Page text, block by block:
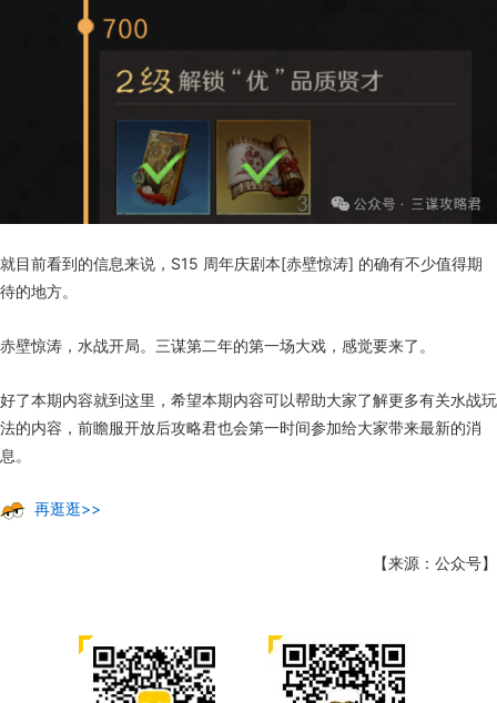
就目前看到的信息来说，S15 周年庆剧本[赤壁惊涛] 的确有不少值得期
待的地方。
赤壁惊涛，水战开局。三谋第二年的第一场大戏，感觉要来了。
好了本期内容就到这里，希望本期内容可以帮助大家了解更多有关水战玩
法的内容，前瞻服开放后攻略君也会第一时间参加给大家带来最新的消
息。
再逛逛>>
【来源：公众号】